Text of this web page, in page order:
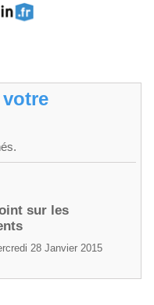
votre
sur les
28 Janvier 2015